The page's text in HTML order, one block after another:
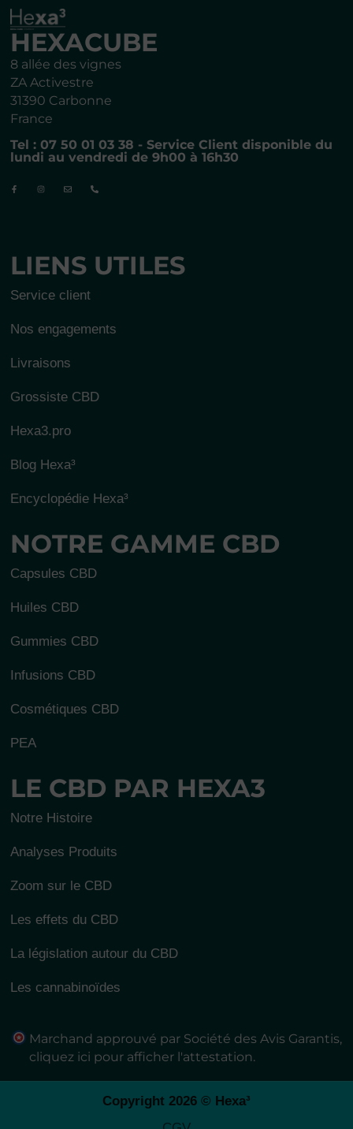
HEXACUBE
8 allée des vignes
ZA Activestre
31390 Carbonne
France
Tel : 07 50 01 03 38 - Service Client disponible du
lundi au vendredi de 9h00 à 16h30
LIENS UTILES
Service client
Nos engagements
Livraisons
Grossiste CBD
Hexa3.pro
Blog Hexa³
Encyclopédie Hexa³
NOTRE GAMME CBD
Capsules CBD
Huiles CBD
Gummies CBD
Infusions CBD
Cosmétiques CBD
PEA
LE CBD PAR HEXA3
Notre Histoire
Analyses Produits
Zoom sur le CBD
Les effets du CBD
La législation autour du CBD
Les cannabinoïdes
Marchand approuvé par Société des Avis Garantis,
cliquez ici pour afficher l'attestation.
Copyright 2026 © Hexa³